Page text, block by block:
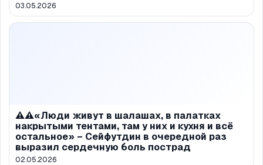
03.05.2026
⚠️⚠️«Люди живут в шалашах, в палатках
накрытыми тентами, там у них и кухня и всё
остальное» – Сейфутдин в очередной раз
выразил сердечную боль пострад
02.05.2026